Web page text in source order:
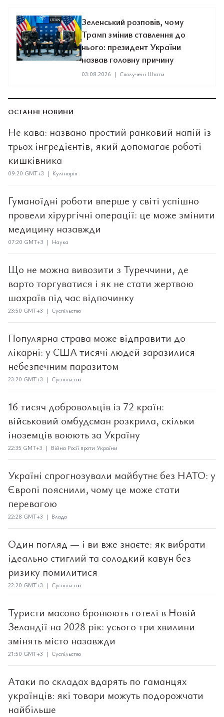
Зеленський розповів, чому
Трамп змінив ставлення до
нього: президент України
назвав головну причину
03.08.2026 | Сполучені Штати
ОСТАННІ НОВИНИ
Не кава: названо простий ранковий напій із
трьох інгредієнтів, який допомагає роботі
кишківника
09:20 GMT+3 | Кулінарія
Гуманоїдні роботи вперше у світі успішно
провели хірургічні операції: це може змінити
медицину назавжди
07:20 GMT+3 | Наука
Що не можна вивозити з Туреччини, де
варто торгуватися і як не стати жертвою
шахраїв під час відпочинку
23:50 GMT+3 | Суспільство
Популярна страва може відправити до
лікарні: у США тисячі людей заразилися
небезпечним паразитом
23:20 GMT+3 | Суспільство
16 тисяч добровольців із 72 країн:
військовий омбудсман розкрила, скільки
іноземців воюють за Україну
22:35 GMT+3 | Війна Росії проти України
Україні спрогнозували майбутнє без НАТО: у
Європі пояснили, чому це може стати
перевагою
22:28 GMT+3 | Влада
Один погляд — і ви вже знаєте: як вибрати
ідеально стиглий та солодкий кавун без
ризику помилитися
22:20 GMT+3 | Суспільство
Туристи масово бронюють готелі в Новій
Зеландії на 2028 рік: усього три хвилини
змінять місто назавжди
21:50 GMT+3 | Суспільство
Атаки по складах вдарять по гаманцях
українців: які товари можуть подорожчати
найбільше